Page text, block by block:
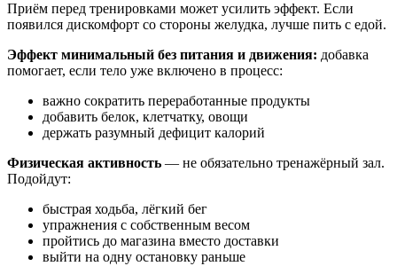
Приём перед тренировками может усилить эффект. Если
появился дискомфорт со стороны желудка, лучше пить с едой.
Эффект минимальный без питания и движения: добавка
помогает, если тело уже включено в процесс:
важно сократить переработанные продукты
добавить белок, клетчатку, овощи
держать разумный дефицит калорий
Физическая активность — не обязательно тренажёрный зал.
Подойдут:
быстрая ходьба, лёгкий бег
упражнения с собственным весом
пройтись до магазина вместо доставки
выйти на одну остановку раньше